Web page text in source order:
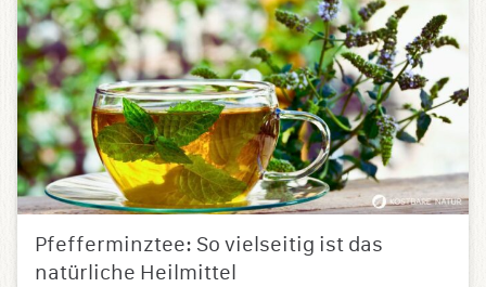
Pfefferminztee: So vielseitig ist das
natürliche Heilmittel